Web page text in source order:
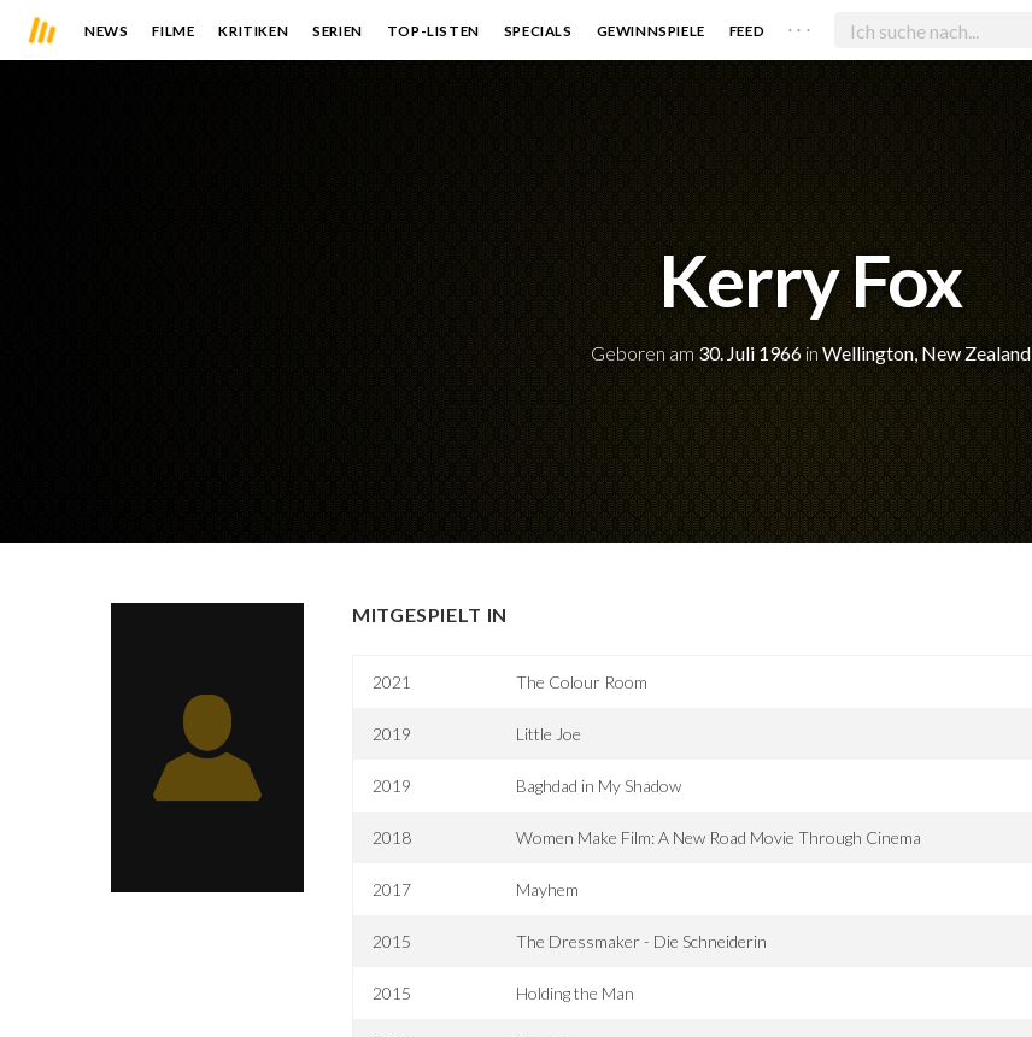
NEWS FILME KRITIKEN SERIEN TOP-LISTEN SPECIALS GEWINNSPIELE FEED . . .
Kerry Fox
Geboren am 30. Juli 1966in Wellington, New Zealand
MITGESPIELT IN
2021 The Colour Room
2019 Little Joe
2019 Baghdad in My Shadow
2018 Women Make Film: A New Road Movie Through Cinema
2017 Mayhem
2015 The Dressmaker - Die Schneiderin
2015 Holding the Man